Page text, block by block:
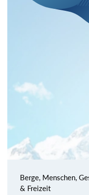
Berge, Menschen,
& Freizeit